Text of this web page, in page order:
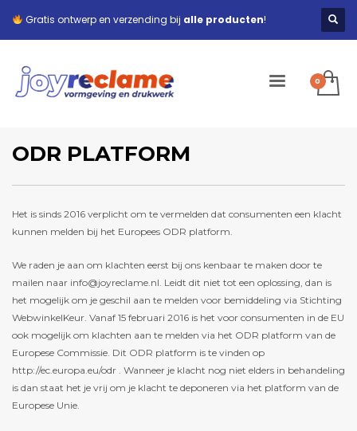
Gratis ontwerp en verzending bij alle producten!
ODR PLATFORM
Het is sinds 2016 verplicht om te vermelden dat consumenten een klacht
kunnen melden bij het Europees ODR platform.
We raden je aan om klachten eerst bij ons kenbaar te maken door te
mailen naar info@joyreclame.nl. Leidt dit niet tot een oplossing, dan is
het mogelijk om je geschil aan te melden voor bemiddeling via Stichting
WebwinkelKeur. Vanaf 15 februari 2016 is het voor consumenten in de EU
ook mogelijk om klachten aan te melden via het ODR platform van de
Europese Commissie. Dit ODR platform is te vinden op
http://ec.europa.eu/odr . Wanneer je klacht nog niet elders in behandeling
is dan staat het je vrij om je klacht te deponeren via het platform van de
Europese Unie.